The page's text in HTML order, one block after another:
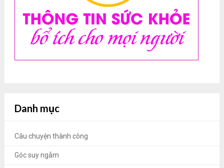
Danh mục
Câu chuyện thành công
Góc suy ngẫm